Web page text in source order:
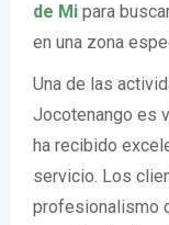
de Mi para
en una zona
Una de las
Jocotenango es
ha recibido
servicio. Los
profesionalismo